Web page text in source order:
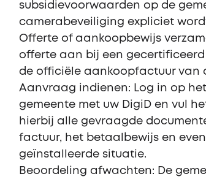
subsidievoorwaarden op de
camerabeveiliging expliciet
Offerte of aankoopbewijs
offerte aan bij een
de officiële aankoopfactuur van
Aanvraag indienen: Log in op
gemeente met uw DigiD en vul
hierbij alle gevraagde
factuur, het betaalbewijs en
geïnstalleerde situatie.
Beoordeling afwachten: De